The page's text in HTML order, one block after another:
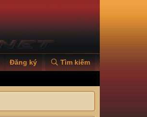
Đăng ký Tìm kiếm